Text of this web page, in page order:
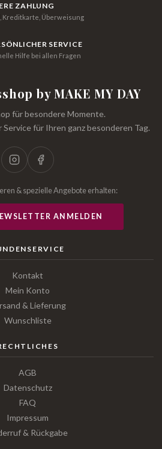
ZAHLUNG
Kreditkarte, Überweisung
SERVICE
Hilfe bei allen Fragen
by MAKE MY DAY
für besondere Momente.
für Ihren ganz besonderen Tag.
& spezielle Angebote erhalten:
ANMELDEN
Kontakt
Mein Konto
& Lieferung
Wunschliste
AGB
Datenschutz
FAQ
Impressum
& Rückgabe